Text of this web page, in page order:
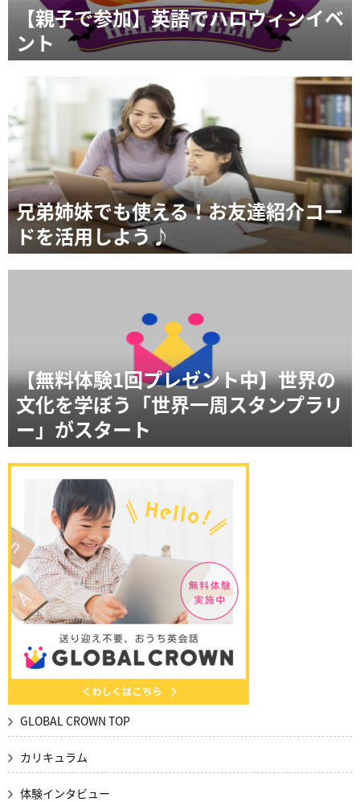
【親子で参加】英語でハロウィンイベ
ント
兄弟姉妹でも使える！お友達紹介コー
ドを活用しよう♪
【無料体験1回プレゼント中】世界の
文化を学ぼう「世界一周スタンプラリ
ー」がスタート
GLOBAL CROWN TOP
カリキュラム
体験インタビュー